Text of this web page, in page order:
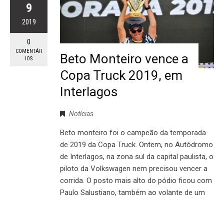
9
2019
0
COMENTÁR
IOS
Beto Monteiro vence a
Copa Truck 2019, em
Interlagos
Notícias
Beto monteiro foi o campeão da temporada
de 2019 da Copa Truck. Ontem, no Autódromo
de Interlagos, na zona sul da capital paulista, o
piloto da Volkswagen nem precisou vencer a
corrida. O posto mais alto do pódio ficou com
Paulo Salustiano, também ao volante de um